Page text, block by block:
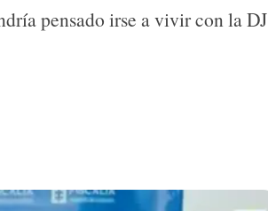
pensado irse a vivir con la DJ